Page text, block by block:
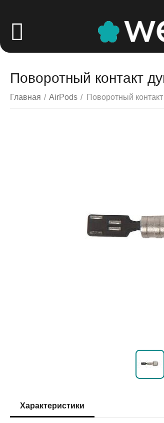
Поворотный контакт
Главная / AirPods /
Характеристики